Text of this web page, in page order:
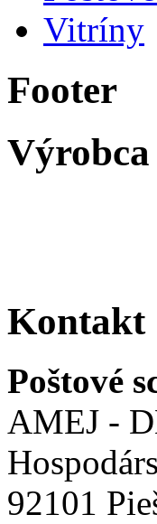
Vitríny
Footer
Výrobca
Kontakt
Poštové
AMEJ -
92101